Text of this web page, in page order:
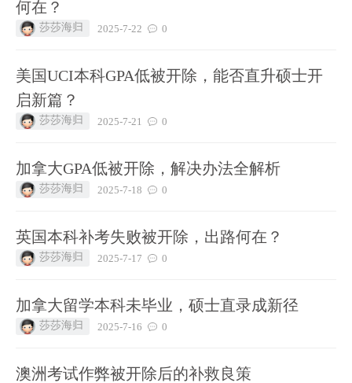
何在？
莎莎海归 2025-7-22 0
美国UCI本科GPA低被开除，能否直升硕士开
启新篇？
莎莎海归 2025-7-21 0
加拿大GPA低被开除，解决办法全解析
莎莎海归 2025-7-18 0
英国本科补考失败被开除，出路何在？
莎莎海归 2025-7-17 0
加拿大留学本科未毕业，硕士直录成新径
莎莎海归 2025-7-16 0
澳洲考试作弊被开除后的补救良策